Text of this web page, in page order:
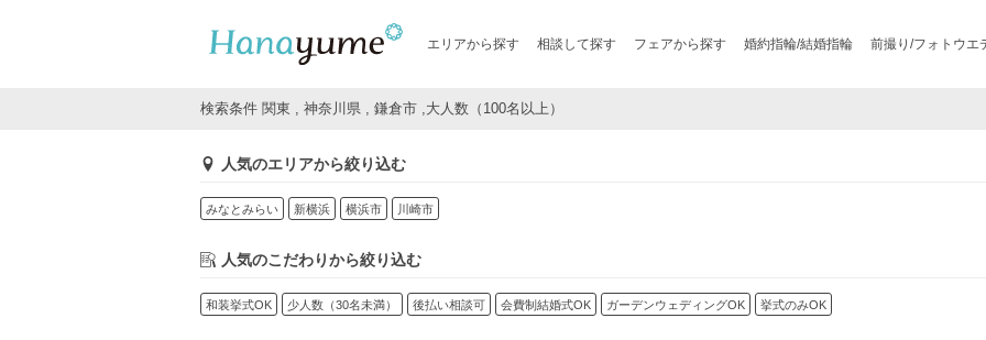
エリアから探す 相談して探す フェアから探す 婚約指輪/結婚指輪 前撮り/フォトウエ
検索条件 関東 , 神奈川県 , 鎌倉市 ,大人数（100名以上）
人気のエリアから絞り込む
みなとみらい 新横浜 横浜市 川崎市
人気のこだわりから絞り込む
和装挙式OK 少人数（30名未満） 後払い相談可 会費制結婚式OK ガーデンウェディングOK 挙式のみOK